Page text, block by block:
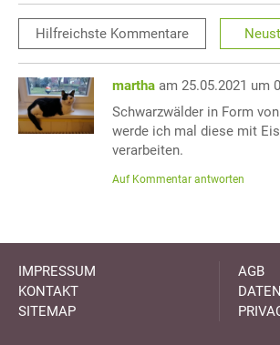
Hilfreichste Kommentare
martha am 25.05.2021 um
Schwarzwälder in Form
werde ich mal diese mit
verarbeiten.
Auf Kommentar antworten
IMPRESSUM
KONTAKT
SITEMAP
AGB